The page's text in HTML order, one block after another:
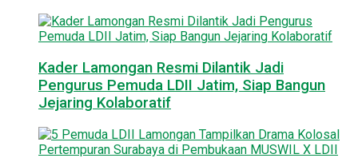
Kader Lamongan Resmi Dilantik Jadi
Pengurus Pemuda LDII Jatim, Siap Bangun
Jejaring Kolaboratif